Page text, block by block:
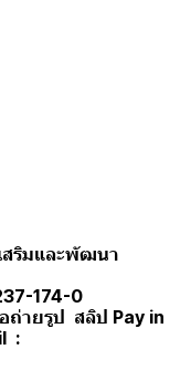
สริมและพัฒนา
174-0
ถ่ายรูป สลิป Pay in
: